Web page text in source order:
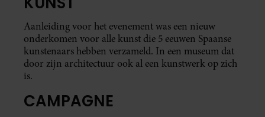
Aanleiding voor het evenement was een nieuw
onderkomen voor alle kunst die 5 eeuwen Spaanse
kunstenaars hebben verzameld. In een museum dat
door zijn architectuur ook al een kunstwerk op zich
is.
CAMPAGNE